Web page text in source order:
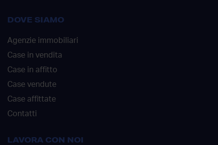
DOVE SIAMO
Agenzie immobiliari
Case in vendita
Case in affitto
Case vendute
Case affittate
Contatti
LAVORA CON NOI